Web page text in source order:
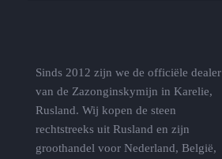
Sinds 2012 zijn we de officiële dealer
van de Zazonginskymijn in Karelie,
Rusland. Wij kopen de steen
rechtstreeks uit Rusland en zijn
groothandel voor Nederland, België,